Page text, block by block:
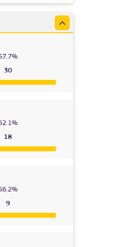
30
18
9